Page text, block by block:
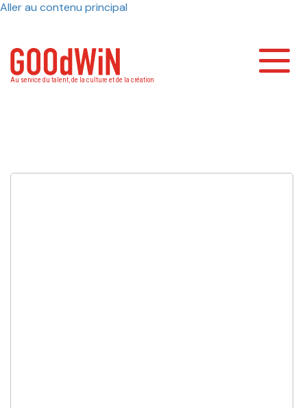
Aller au contenu principal
Au service du talent, de la culture et de la création